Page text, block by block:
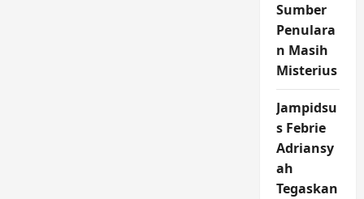
Sumber
Penulara
n Masih
Misterius
Jampidsu
s Febrie
Adriansy
ah
Tegaskan